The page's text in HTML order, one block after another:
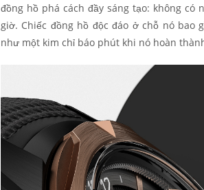
đồng hồ phá cách đầy sáng tạo: không có
giờ. Chiếc đồng hồ độc đáo ở chỗ nó bao
như một kim chỉ báo phút khi nó hoàn